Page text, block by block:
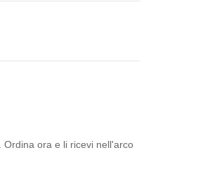
ora e li ricevi nell'arco